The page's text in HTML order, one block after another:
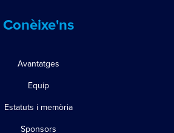
Conèixe'ns
Avantatges
Equip
Estatuts i memòria
Sponsors